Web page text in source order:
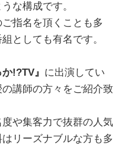
な構成です。
指名を頂くことも多
としても有名です。
か!?TV』 に出演してい
講師の方々をご紹介致
や集客力で抜群の人気
リーズナブルな方も多